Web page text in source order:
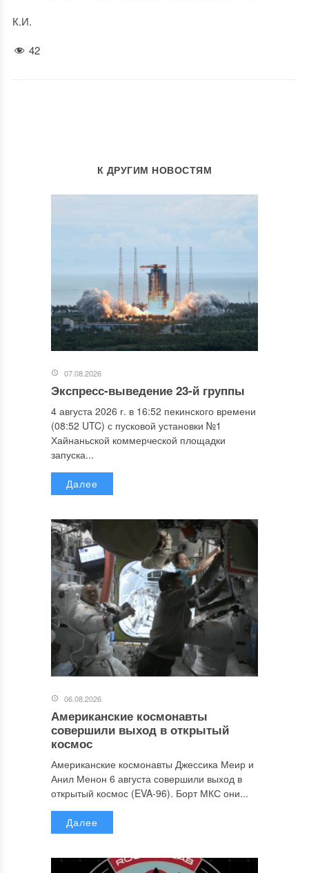
К.И.
42
К ДРУГИМ НОВОСТЯМ
07.08.2026
Экспресс-выведение 23-й группы
4 августа 2026 г. в 16:52 пекинского времени
(08:52 UTC) с пусковой установки №1
Хайнаньской коммерческой площадки
запуска...
Далее
06.08.2026
Американские космонавты
совершили выход в открытый
космос
Американские космонавты Джессика Меир и
Анил Менон 6 августа совершили выход в
открытый космос (EVA-96). Борт МКС они...
Далее